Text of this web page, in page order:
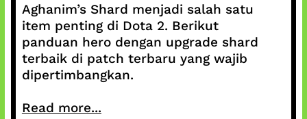
Aghanim’s Shard menjadi salah satu
item penting di Dota 2. Berikut
panduan hero dengan upgrade shard
terbaik di patch terbaru yang wajib
dipertimbangkan.
Read more...